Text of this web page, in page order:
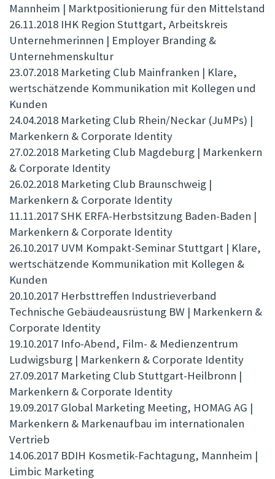
Mannheim | Marktpositionierung für den Mittelstand
26.11.2018 IHK Region Stuttgart, Arbeitskreis
Unternehmerinnen | Employer Branding &
Unternehmenskultur
23.07.2018 Marketing Club Mainfranken | Klare,
wertschätzende Kommunikation mit Kollegen und
Kunden
24.04.2018 Marketing Club Rhein/Neckar (JuMPs) |
Markenkern & Corporate Identity
27.02.2018 Marketing Club Magdeburg | Markenkern
& Corporate Identity
26.02.2018 Marketing Club Braunschweig |
Markenkern & Corporate Identity
11.11.2017 SHK ERFA-Herbstsitzung Baden-Baden |
Markenkern & Corporate Identity
26.10.2017 UVM Kompakt-Seminar Stuttgart | Klare,
wertschätzende Kommunikation mit Kollegen &
Kunden
20.10.2017 Herbsttreffen Industrieverband
Technische Gebäudeausrüstung BW | Markenkern &
Corporate Identity
19.10.2017 Info-Abend, Film- & Medienzentrum
Ludwigsburg | Markenkern & Corporate Identity
27.09.2017 Marketing Club Stuttgart-Heilbronn |
Markenkern & Corporate Identity
19.09.2017 Global Marketing Meeting, HOMAG AG |
Markenkern & Markenaufbau im internationalen
Vertrieb
14.06.2017 BDIH Kosmetik-Fachtagung, Mannheim |
Limbic Marketing